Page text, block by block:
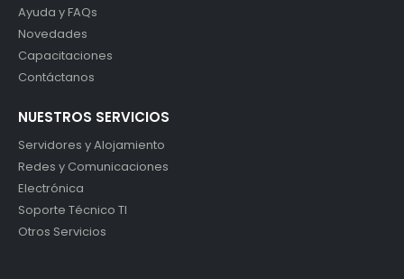
Ayuda y FAQs
Novedades
Capacitaciones
Contáctanos
NUESTROS SERVICIOS
Servidores y Alojamiento
Redes y Comunicaciones
Electrónica
Soporte Técnico TI
Otros Servicios